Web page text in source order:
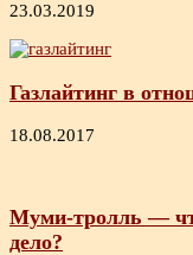
23.03.2019
Газлайтинг в
18.08.2017
Муми-тролль —
дело?